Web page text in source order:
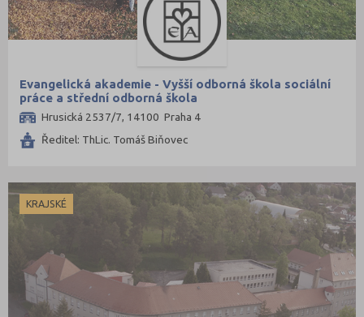
Evangelická akademie - Vyšší odborná škola sociální
práce a střední odborná škola
Hrusická 2537/7, 14100 Praha 4
Ředitel: ThLic. Tomáš Biňovec
KRAJSKÉ